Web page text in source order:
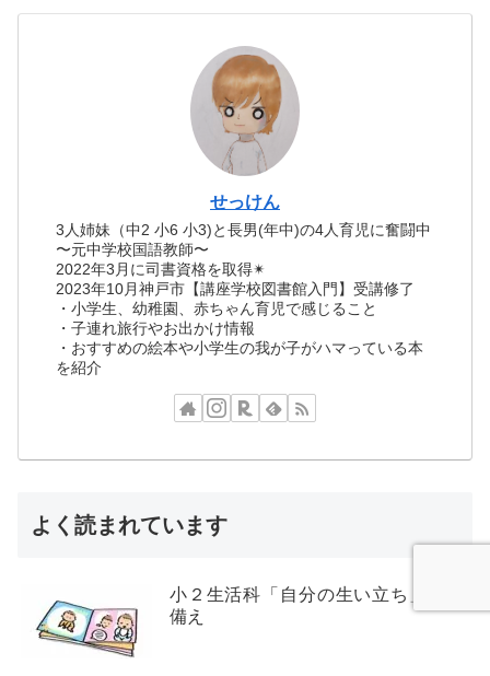
せっけん
3人姉妹（中2 小6 小3)と長男(年中)の4人育児に奮闘中
〜元中学校国語教師〜
2022年3月に司書資格を取得✴︎
2023年10月神戸市【講座学校図書館入門】受講修了
・小学生、幼稚園、赤ちゃん育児で感じること
・子連れ旅行やお出かけ情報
・おすすめの絵本や小学生の我が子がハマっている本
を紹介
よく読まれています
小２生活科「自分の生い立ち」親の
備え